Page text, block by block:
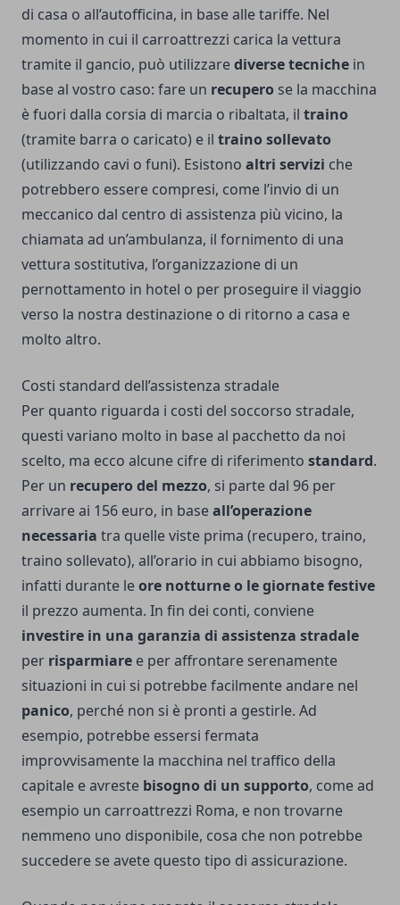
di casa o all’autofficina, in base alle tariffe. Nel
momento in cui il carroattrezzi carica la vettura
tramite il gancio, può utilizzarediverse tecniche in
base al vostro caso: fare un recupero se la macchina
è fuori dalla corsia di marcia o ribaltata, il traino
(tramite barra o caricato) e il traino sollevato
(utilizzando cavi o funi). Esistono altri servizi che
potrebbero essere compresi, come l’invio di un
meccanico dal centro di assistenza più vicino, la
chiamata ad un’ambulanza, il fornimento di una
vettura sostitutiva, l’organizzazione di un
pernottamento in hotel o per proseguire il viaggio
verso la nostra destinazione o di ritorno a casa e
molto altro.
Costi standard dell’assistenza stradale
Per quanto riguarda i costi del soccorso stradale,
questi variano molto in base al pacchetto da noi
scelto, ma ecco alcune cifre di riferimento standard.
Per un recupero del mezzo, si parte dal 96 per
arrivare ai 156 euro, in baseall’operazione
necessaria tra quelle viste prima (recupero, traino,
traino sollevato), all’orario in cui abbiamo bisogno,
infatti durante leore notturne o le giornate festive
il prezzo aumenta. In fin dei conti, conviene
investire in una garanzia di assistenza stradale
per risparmiare e per affrontare serenamente
situazioni in cui si potrebbe facilmente andare nel
panico, perché non si è pronti a gestirle. Ad
esempio, potrebbe essersi fermata
improvvisamente la macchina nel traffico della
capitale e avreste bisogno di un supporto, come ad
esempio un carroattrezzi Roma, e non trovarne
nemmeno uno disponibile, cosa che non potrebbe
succedere se avete questo tipo di assicurazione.